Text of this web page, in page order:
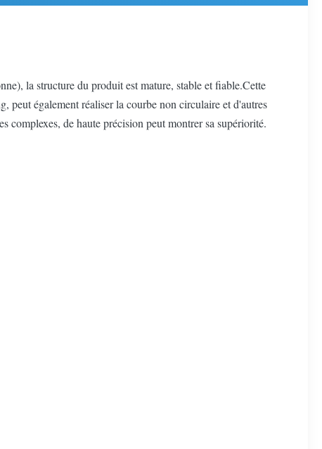
la structure du produit est mature, stable et fiable.Cette
peut également réaliser la courbe non circulaire et d'autres
complexes, de haute précision peut montrer sa supériorité.